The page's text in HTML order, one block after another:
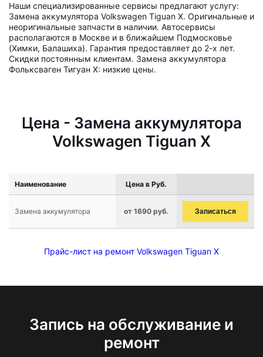
Наши специализированные сервисы предлагают услугу:
Замена аккумулятора Volkswagen Tiguan X. Оригинальные и
неоригинальные запчасти в наличии. Автосервисы
располагаются в Москве и в ближайшем Подмосковье
(Химки, Балашиха). Гарантия предоставляет до 2-х лет.
Скидки постоянным клиентам. Замена аккумулятора
Фольксваген Тигуан X: низкие цены.
Цена - Замена аккумулятора
Volkswagen Tiguan X
Наименование Цена в Руб.
Замена аккумулятора от 1690 руб. Записаться
Прайс-лист на ремонт Volkswagen Tiguan X
Запись на обслуживание и
ремонт